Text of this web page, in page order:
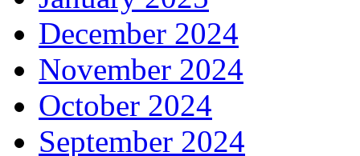
December 2024
November 2024
October 2024
September 2024